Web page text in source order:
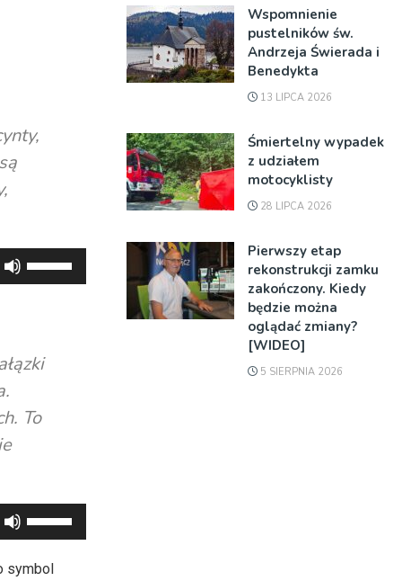
strzałek
aby
głośność.
To
strzałek
do
symbol
Wspomnienie
pustelników św.
Andrzeja Świerada i
Benedykta
13 LIPCA 2026
Śmiertelny wypadek
z udziałem
motocyklisty
28 LIPCA 2026
Pierwszy etap
rekonstrukcji zamku
zakończony. Kiedy
będzie można
oglądać zmiany?
[WIDEO]
5 SIERPNIA 2026